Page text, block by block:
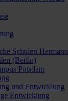
Schulen
(Berlin)
Potsdam
und Entwicklung
Entwicklung